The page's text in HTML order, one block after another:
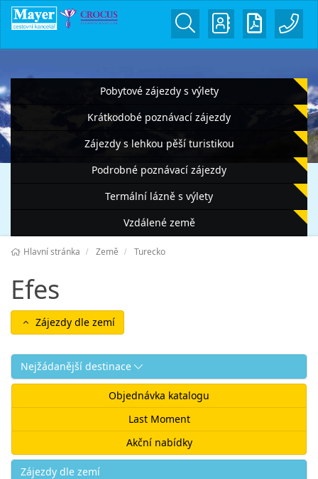
Pobytové zájezdy s výlety
Krátkodobé poznávací zájezdy
Zájezdy s lehkou pěší turistikou
Podrobné poznávací zájezdy
Termální lázně s výlety
Vzdálené země
Hlavní stránka Země Turecko
Efes
Zájezdy dle zemí
Nejžádanější destinace
Objednávka katalogu
Last Moment
Akční nabídky
Akce
Zájezdy dle zemí